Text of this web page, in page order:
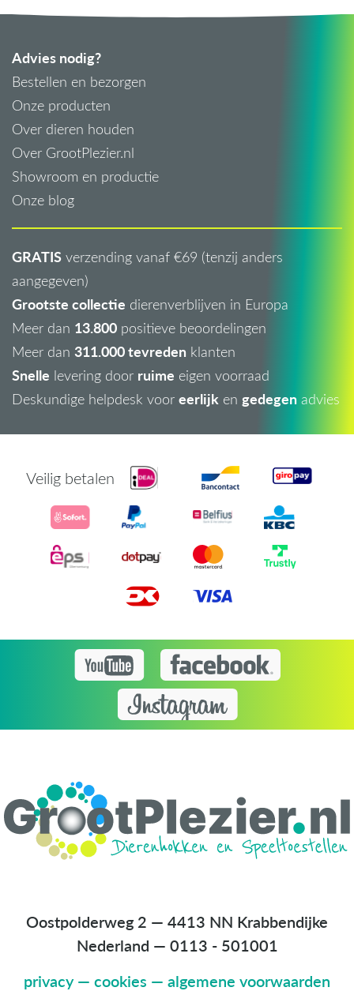
Advies nodig?
Bestellen en bezorgen
Onze producten
Over dieren houden
Over GrootPlezier.nl
Showroom en productie
Onze blog
GRATIS verzending vanaf €69 (tenzij anders
aangegeven)
Grootste collectie dierenverblijven in Europa
Meer dan 13.800 positieve beoordelingen
Meer dan 311.000 tevreden klanten
Snelle levering door ruime eigen voorraad
Deskundige helpdesk voor eerlijk en gedegen advies
Veilig betalen
Oostpolderweg 2 — 4413 NN Krabbendijke
Nederland — 0113 - 501001
privacy— cookies — algemene voorwaarden